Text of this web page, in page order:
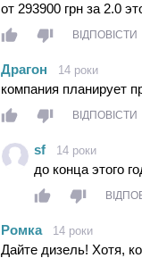
от 293900 грн за 2.0
ВІДПОВІСТИ
Драгон 14 роки
компания планирует
ВІДПОВІСТИ
sf 14 роки
до конца этого
Ромка 14 роки
Дайте дизель! Хотя,